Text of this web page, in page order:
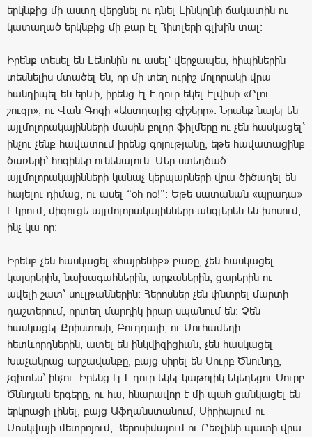
երկնքից մի աստղ վերցնել ու դնել Լինկոլնի ճակատին ու
կատաղած երկնքից մի քար էլ Հիտլերի գլխին տալ:
Իրենք տեսել են Լենոնին ու ասել՝ վերջապես, հիպիներին
տեսնելիս մտածել են, որ մի տեղ ուրիշ մոլորակի վրա
հանդիպել են երևի, իրենց էլ է դուր եկել Էլվիսի «Բլու
շուզը», ու Վան Գոգի «Աստղալից գիշերը»։ Նրանք նայել են
այլմոլորակայինների մասին բոլոր ֆիլմերը ու չեն հասկացել՝
ինչու չենք հավատում իրենց գոյությանը, եթե հավատացինք
ծառերի՝ հոգիներ ունենալուն։ Մեր ստեղծած
այլմոլորակայինների կանաչ կերպարների վրա ծիծաղել են
հայելու դիմաց, ու ասել “oh no!”: Եթե սատանան «պրադա»
է կրում, միգուցե այլմոլորակայինները անգլերեն են խոսում,
ինչ կա որ։
Իրենք չեն հասկացել «հայրենիք» բառը, չեն հասկացել
կայսրերին, նախագահներին, արքաներին, ցարերին ու
ավելի շատ՝ սուլթաններին: Հերոսներ չեն փնտրել մարտի
դաշտերում, որտեղ մարդիկ իրար սպանում են: Չեն
հասկացել Քրիստոսի, Բուդդայի, ու Մուհամեդի
հետևորդներին, ատել են ինկվիզիցիան, չեն հասկացել
Խաչակրաց արշավանքը, բայց սիրել են Սուրբ Ծնունդը,
չգիտես՝ ինչու: Իրենց էլ է դուր եկել կաթոլիկ եկեղեցու Սուրբ
Ծննդյան երգերը, ու հա, հնարավոր է մի պահ ցանկացել են
երկրացի լինել, բայց Աֆղանստանում, Սիրիայում ու
Մոսկվայի մետրոյում, Հերոսիմայում ու Բեռլինի պատի վրա